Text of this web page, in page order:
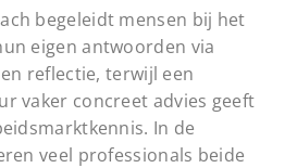
begeleidt mensen bij het
eigen antwoorden via
reflectie, terwijl een
vaker concreet advies geeft
In de
veel professionals beide